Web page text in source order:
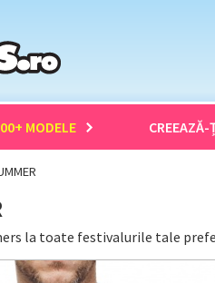
MODELE CREEAZĂ-
la toate festivalurile tale